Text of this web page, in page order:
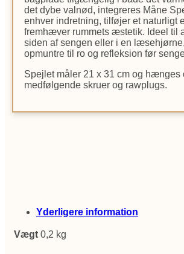
det dybe valnød, integreres Måne
enhver indretning, tilføjer et naturligt
fremhæver rummets æstetik. Ideel til
siden af sengen eller i en
opmuntre til ro og refleksion før
Spejlet måler 21 x 31 cm og hænges
medfølgende skruer og rawplugs.
Yderligere information
Vægt 0,2 kg